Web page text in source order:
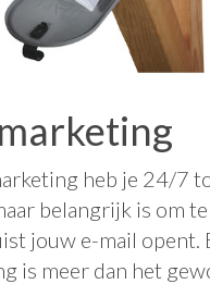
heb je 24/7
belangrijk is om
jouw e-mail opent.
is meer dan het